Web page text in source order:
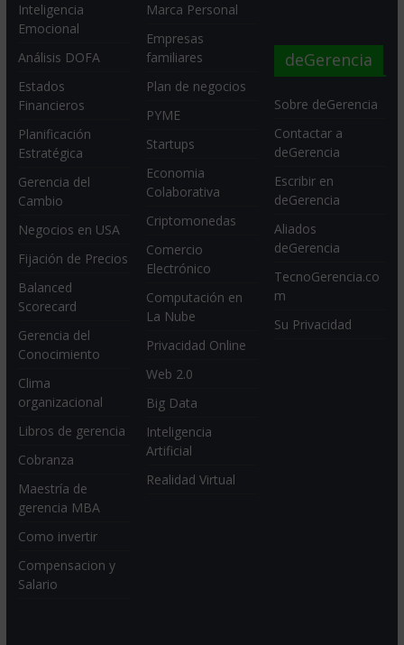
Inteligencia
Emocional
Análisis DOFA
Estados
Financieros
Planificación
Estratégica
Gerencia del
Cambio
Negocios en USA
Fijación de Precios
Balanced
Scorecard
Gerencia del
Conocimiento
Clima
organizacional
Libros de gerencia
Cobranza
Maestría de
gerencia MBA
Como invertir
Compensacion y
Salario
Marca Personal
Empresas
familiares
Plan de negocios
PYME
Startups
Economia
Colaborativa
Criptomonedas
Comercio
Electrónico
Computación en
La Nube
Privacidad Online
Web 2.0
Big Data
Inteligencia
Artificial
Realidad Virtual
deGerencia
Sobre deGerencia
Contactar a
deGerencia
Escribir en
deGerencia
Aliados
deGerencia
TecnoGerencia.co
m
Su Privacidad